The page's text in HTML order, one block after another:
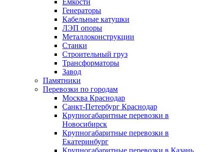
Емкости
Генераторы
Кабельные катушки
ЛЭП опоры
Металлоконструкции
Станки
Строительный груз
Трансформаторы
Завод
Памятники
Перевозки по городам
Москва Краснодар
Санкт-Петербург Краснодар
Крупногабаритные перевозки в
Новосибирск
Крупногабаритные перевозки в
Екатеринбург